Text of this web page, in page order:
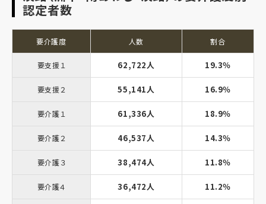
認定者数
要介護度 人数 割合
要支援１ 62,722人 19.3％
要支援２ 55,141人 16.9％
要介護１ 61,336人 18.9％
要介護２ 46,537人 14.3％
要介護３ 38,474人 11.8％
要介護４ 36,472人 11.2％